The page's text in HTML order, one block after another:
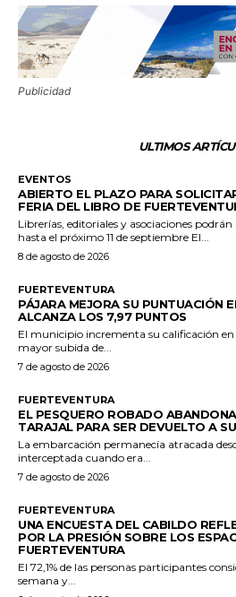
Publicidad
ULTIMOS
EVENTOS
ABIERTO EL PLAZO PARA
FERIA DEL LIBRO DE
Librerías, editoriales y asociaciones
hasta el próximo 11 de septiembre El...
8 de agosto de 2026
FUERTEVENTURA
PÁJARA MEJORA SU PUNTUACIÓN
ALCANZA LOS 7,97 PUNTOS
El municipio incrementa su calificación
mayor subida de...
7 de agosto de 2026
FUERTEVENTURA
EL PESQUERO ROBADO
TARAJAL PARA SER DEVUELTO A
La embarcación permanecía atracada
interceptada cuando era...
7 de agosto de 2026
FUERTEVENTURA
UNA ENCUESTA DEL CABILDO
POR LA PRESIÓN SOBRE LOS
FUERTEVENTURA
El 72,1% de las personas participantes
semana y...